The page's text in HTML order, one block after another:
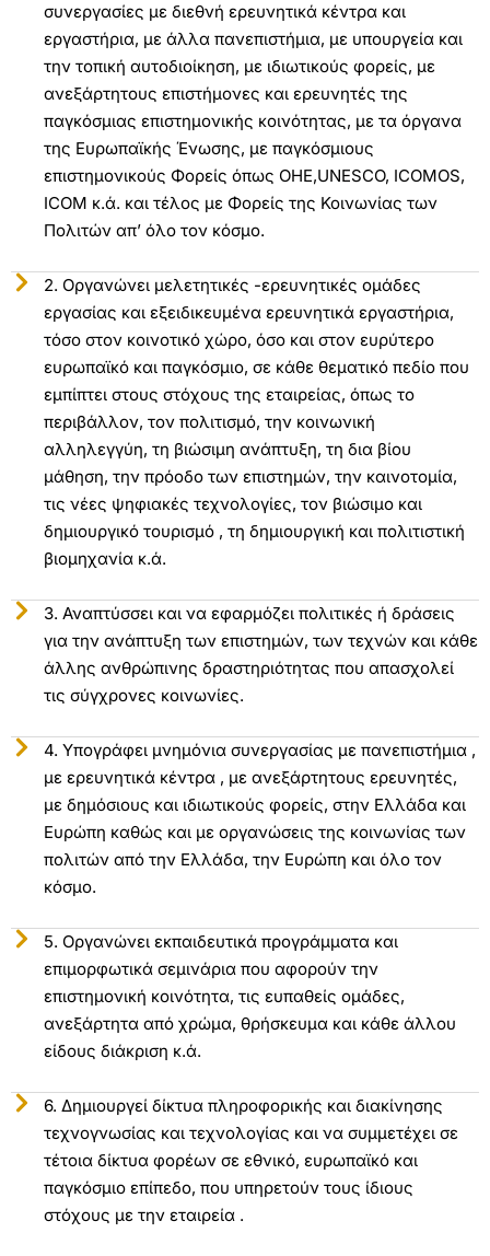
συνεργασίες με διεθνή ερευνητικά κέντρα και
εργαστήρια, με άλλα πανεπιστήμια, με υπουργεία και
την τοπική αυτοδιοίκηση, με ιδιωτικούς φορείς, με
ανεξάρτητους επιστήμονες και ερευνητές της
παγκόσμιας επιστημονικής κοινότητας, με τα όργανα
της Ευρωπαϊκής Ένωσης, με παγκόσμιους
επιστημονικούς Φορείς όπως ΟΗΕ,UNESCO, ICOMOS,
ICOM κ.ά. και τέλος με Φορείς της Κοινωνίας των
Πολιτών απ’ όλο τον κόσμο.
2. Οργανώνει μελετητικές -ερευνητικές ομάδες
εργασίας και εξειδικευμένα ερευνητικά εργαστήρια,
τόσο στον κοινοτικό χώρο, όσο και στον ευρύτερο
ευρωπαϊκό και παγκόσμιο, σε κάθε θεματικό πεδίο που
εμπίπτει στους στόχους της εταιρείας, όπως το
περιβάλλον, τον πολιτισμό, την κοινωνική
αλληλεγγύη, τη βιώσιμη ανάπτυξη, τη δια βίου
μάθηση, την πρόοδο των επιστημών, την καινοτομία,
τις νέες ψηφιακές τεχνολογίες, τον βιώσιμο και
δημιουργικό τουρισμό , τη δημιουργική και πολιτιστική
βιομηχανία κ.ά.
3. Αναπτύσσει και να εφαρμόζει πολιτικές ή δράσεις
για την ανάπτυξη των επιστημών, των τεχνών και κάθε
άλλης ανθρώπινης δραστηριότητας που απασχολεί
τις σύγχρονες κοινωνίες.
4. Υπογράφει μνημόνια συνεργασίας με πανεπιστήμια ,
με ερευνητικά κέντρα , με ανεξάρτητους ερευνητές,
με δημόσιους και ιδιωτικούς φορείς, στην Ελλάδα και
Ευρώπη καθώς και με οργανώσεις της κοινωνίας των
πολιτών από την Ελλάδα, την Ευρώπη και όλο τον
κόσμο.
5. Οργανώνει εκπαιδευτικά προγράμματα και
επιμορφωτικά σεμινάρια που αφορούν την
επιστημονική κοινότητα, τις ευπαθείς ομάδες,
ανεξάρτητα από χρώμα, θρήσκευμα και κάθε άλλου
είδους διάκριση κ.ά.
6. Δημιουργεί δίκτυα πληροφορικής και διακίνησης
τεχνογνωσίας και τεχνολογίας και να συμμετέχει σε
τέτοια δίκτυα φορέων σε εθνικό, ευρωπαϊκό και
παγκόσμιο επίπεδο, που υπηρετούν τους ίδιους
στόχους με την εταιρεία .